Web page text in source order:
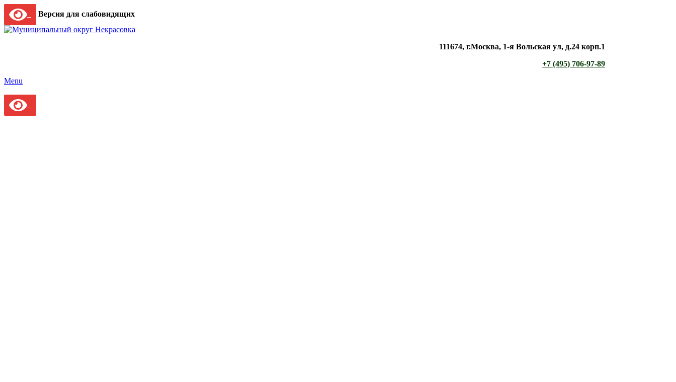
Версия для слабовидящих
111674, г.Москва, 1-я Вольская ул, д.24 корп.1
+7 (495) 706-97-89
Menu